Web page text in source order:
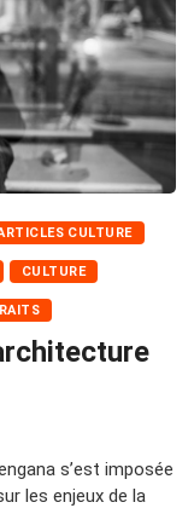
CULTURE
CULTURE
s’est imposée
les enjeux de la